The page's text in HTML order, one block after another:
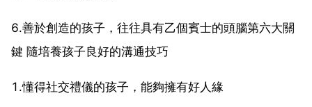
6.善於創造的孩子，往往具有乙個賓士的頭腦第六大關
鍵 隨培養孩子良好的溝通技巧
1.懂得社交禮儀的孩子，能夠擁有好人緣